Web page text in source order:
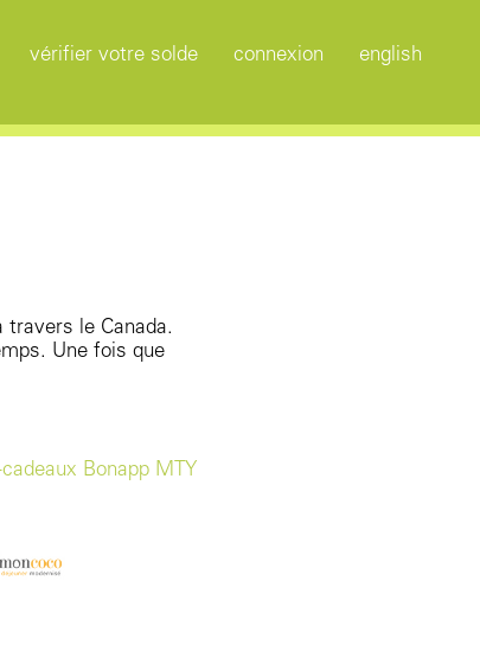
vérifier votre solde connexion english
le Canada.
Une fois que
Bonapp MTY